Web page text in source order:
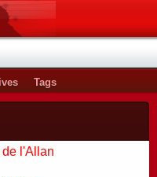
Tags
de l'Allan